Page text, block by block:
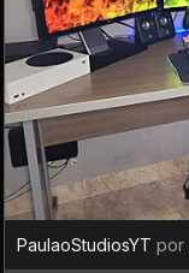
PaulaoStudiosYT por